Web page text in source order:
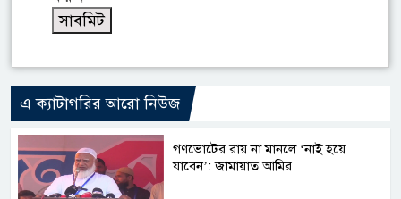
এ ক্যাটাগরির আরো নিউজ
গণভোটের রায় না মানলে ‘নাই হয়ে
যাবেন’: জামায়াত আমির